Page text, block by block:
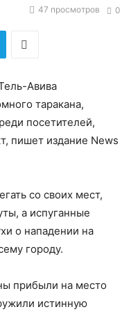
0
47 просмотров
Авива
таракана,
посетителей,
пишет издание News
со своих мест,
а испуганные
о нападении на
городу.
прибыли на место
истинную